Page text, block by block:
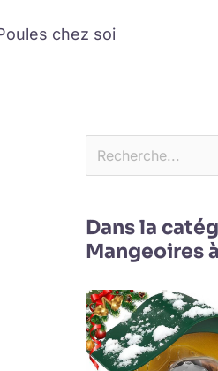
chez soi
Dans la
Mangeoires